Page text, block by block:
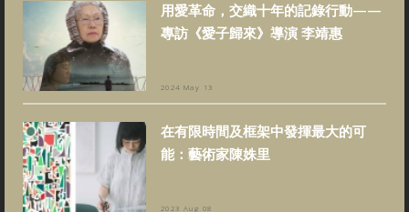
用愛革命，交織十年的記錄行動——
專訪《愛子歸來》導演 李靖惠
2024 May 13
在有限時間及框架中發揮最大的可
能：藝術家陳姝里
2023 Aug 08